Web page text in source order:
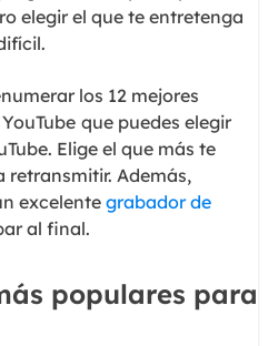
elegir el que te entretenga
los 12 mejores
que puedes elegir
Elige el que más te
retransmitir. Además,
excelente grabador de
al final.
populares para